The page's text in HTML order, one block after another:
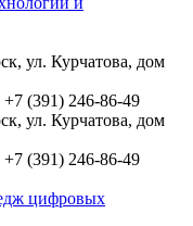
ул. Курчатова, дом
(391) 246-86-49
ул. Курчатова, дом
(391) 246-86-49